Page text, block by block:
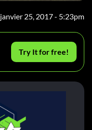
janvier 25, 2017 - 5:23pm
Try It for free!